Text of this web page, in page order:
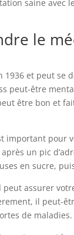
saine
le
1936 et peut
peut-être
être bon et
important
un pic
en sucre,
assurer
il peut-
de maladies.